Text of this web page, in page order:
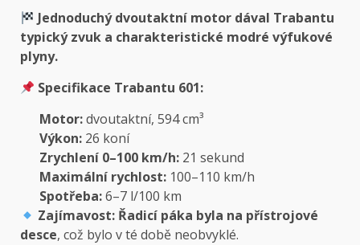
Jednoduchý dvoutaktní motor dával Trabantu
typický zvuk a charakteristické modré výfukové
plyny.
Specifikace Trabantu 601:
Motor:dvoutaktní, 594 cm³
Výkon: 26 koní
Zrychlení 0–100 km/h: 21 sekund
Maximální rychlost: 100–110 km/h
Spotřeba:6–7 l/100 km
Zajímavost: Řadicí páka byla na přístrojové
desce, což bylo v té době neobvyklé.